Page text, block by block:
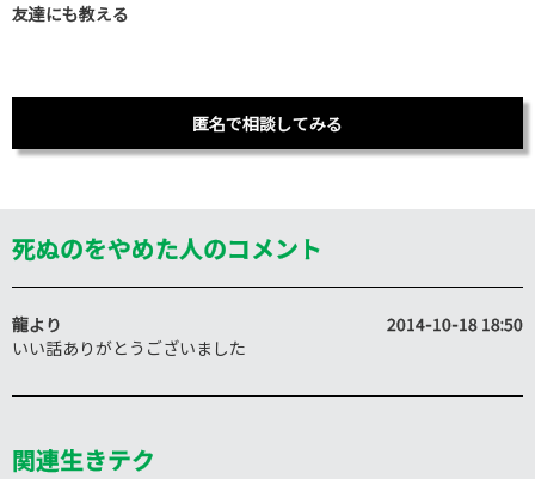
友達にも教える
匿名で相談してみる
死ぬのをやめた人のコメント
龍より
2014-10-18 18:50
いい話ありがとうございました
関連生きテク